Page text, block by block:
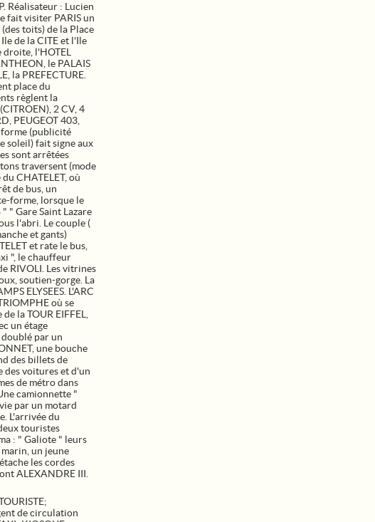
Réalisateur : Lucien
fait visiter PARIS un
toits) de la Place
de la CITE et l'Ile
droite, l'HOTEL
le PALAIS
la PREFECTURE.
place du
règlent la
2 CV, 4
PEUGEOT 403,
forme (publicité
soleil) fait signe aux
sont arrêtées
traversent (mode
CHATELET, où
de bus, un
forme, lorsque le
" Gare Saint Lazare
l'abri. Le couple (
et gants)
et rate le bus,
", le chauffeur
RIVOLI. Les vitrines
soutien-gorge. La
ELYSEES. L'ARC
où se
la TOUR EIFFEL,
un étage
par un
une bouche
des billets de
des voitures et d'un
de métro dans
camionnette "
par un motard
L'arrivée du
touristes
: " Galiote " leurs
un jeune
les cordes
ALEXANDRE III.
;
de circulation